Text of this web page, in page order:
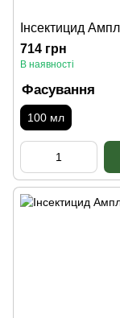
Інсектицид
714 грн
В наявності
Фасування
100 мл